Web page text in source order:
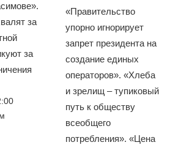
за
за
«Правительство
упорно игнорирует
запрет президента на
создание единых
операторов». «Хлеба
и зрелищ – тупиковый
путь к обществу
всеобщего
потребления». «Цена